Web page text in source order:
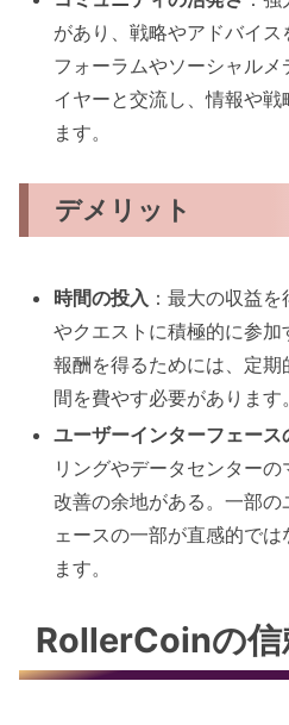
があり、戦略やアドバイ
フォーラムやソーシャル
イヤーと交流し、情報や
ます。
デメリット
時間の投入 ：最大の収益
やクエストに積極的に参
報酬を得るためには、定
間を費やす必要があります。
ユーザーインターフェース
リングやデータセンター
改善の余地がある。一部
ェースの一部が直感的で
ます。
RollerCoinの信